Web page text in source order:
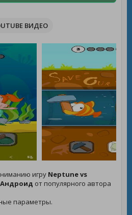
ВИДЕО
игру Neptune vs
Андроид от популярного автора
параметры.